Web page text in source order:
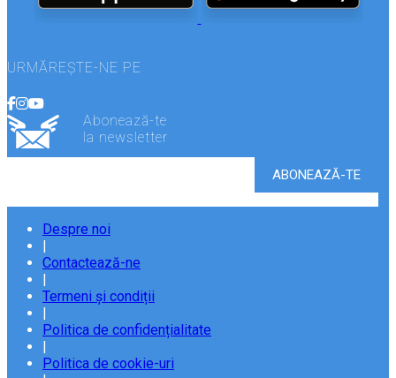
URMĂREȘTE-NE PE
Abonează-te
la newsletter
Despre noi
|
Contactează-ne
|
Termeni și condiții
|
Politica de confidențialitate
|
Politica de cookie-uri